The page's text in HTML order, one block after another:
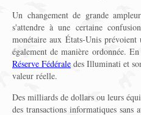
Un changement de grande
s'attendre à une certaine
monétaire aux États-Unis
également de manière ordonnée.
Réserve Fédérale des Illuminati et
valeur réelle.
Des milliards de dollars ou leurs
des transactions informatiques